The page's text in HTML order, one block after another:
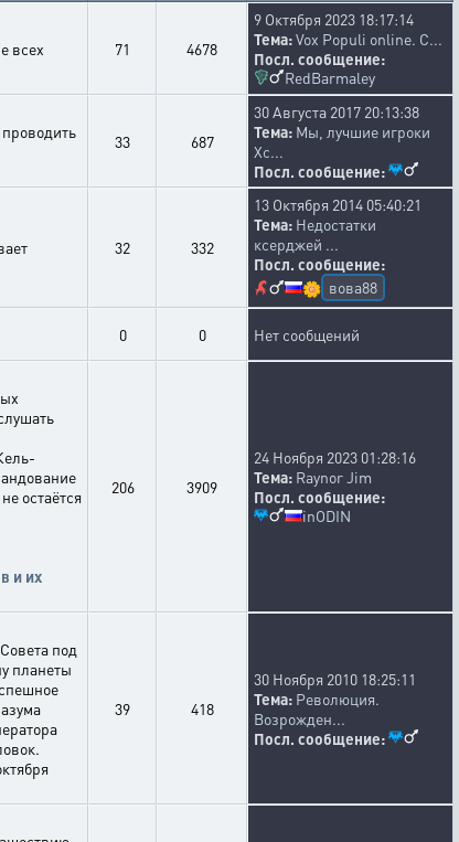
всех
71 4678
9 Октября 2023 18:17:14
Тема:Vox Populi online. С...
Посл. сообщение:
RedBarmaley
33 687
30 Августа 2017 20:13:38
Тема: Мы, лучшие игроки
Xc...
Посл. сообщение:
32 332
13 Октября 2014 05:40:21
Тема: Недостатки
ксерджей ...
Посл. сообщение:
🌼 вова88
0 0 Нет сообщений
остаётся
и их
206 3909
24 Ноября 2023 01:28:16
Тема: Raynor Jim
Посл. сообщение:
inODIN
под
планеты
39 418
30 Ноября 2010 18:25:11
Тема: Революция.
Возрожден...
Посл. сообщение: